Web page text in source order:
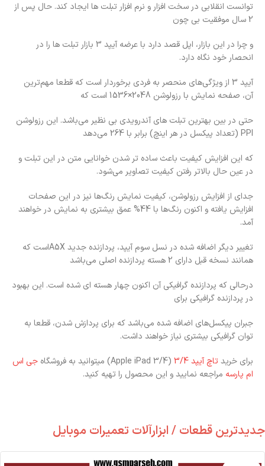
توانست انقلابی در سخت افزار و نرم افزار تبلت ها ایجاد کند. حال پس از
2 سال موفقیت بی چون
و چرا در این بازار، اپل قصد دارد با عرضه آیپد 3 بازار تبلت ها را در
انحصار خود نگاه دارد.
آیپد 3 از ویژگی‌های منحصر به فردی برخوردار است که قطعا مهم‌ترین
آن، صفحه نمایش با رزولوشن 2048×1536 است که
حتی در بین بهترین تبلت های آندرویدی بی نظیر می‌باشد. این رزولوشن
PPI (تعداد پیکسل در هر اینچ) برابر با 264 می‌دهد
که این افزایش کیفیت باعث ساده تر شدن خوانایی متن در این تبلت و
در عین حال بالاتر رفتن کیفیت تصاویر می‌شود.
جدای از افزایش رزولوشن، کیفیت نمایش رنگ‌ها نیز در این صفحات
افزایش یافته و اکنون رنگ‌ها با 44% عمق بیشتری به نمایش در خواهند
آمد.
تغییر دیگر اضافه شده در نسل سوم آیپد، پردازنده جدید A5Xاست که
همانند نسخه قبل دارای 2 هسته پردازنده اصلی می‌باشد
درحالی‌ که پردازنده گرافیکی آن اکنون چهار هسته ای شده است. این بهبود
در پردازنده گرافیکی برای
جبران پیکسل‌های اضافه شده می‌باشد که برای پردازش شدن، قطعا به
توان گرافیکی بیشتری نیاز خواهند داشت.
برای خریدتاچ آیپد 3/4 (Apple iPad 3/4) میتوانید به فروشگاه
جی اس
ام پارسه مراجعه نمایید و این محصول را تهیه کنید.
جدیدترین قطعات / ابزارآلات تعمیرات موبایل